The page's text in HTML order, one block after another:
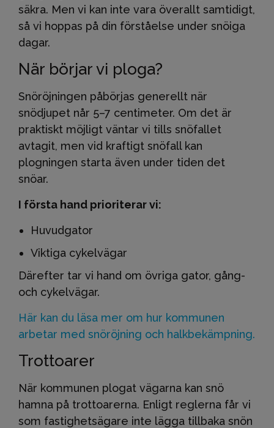
säkra. Men vi kan inte vara överallt samtidigt,
så vi hoppas på din förståelse under snöiga
dagar.
När börjar vi ploga?
Snöröjningen påbörjas generellt när
snödjupet når 5–7 centimeter. Om det är
praktiskt möjligt väntar vi tills snöfallet
avtagit, men vid kraftigt snöfall kan
plogningen starta även under tiden det
snöar.
I första hand prioriterar vi:
Huvudgator
Viktiga cykelvägar
Därefter tar vi hand om övriga gator, gång-
och cykelvägar.
Här kan du läsa mer om hur kommunen
arbetar med snöröjning och halkbekämpning.
Trottoarer
När kommunen plogat vägarna kan snö
hamna på trottoarerna. Enligt reglerna får vi
som fastighetsägare inte lägga tillbaka snön